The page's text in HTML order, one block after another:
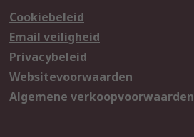
Cookiebeleid
Email veiligheid
Privacybeleid
Websitevoorwaarden
Algemene verkoopvoorwaarden